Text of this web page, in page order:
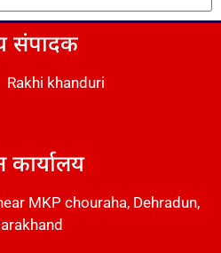
संपादक
khanduri
कार्यालय
MKP chouraha, Dehradun,